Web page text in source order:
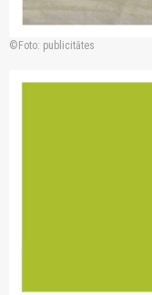
Foto: publicitātes